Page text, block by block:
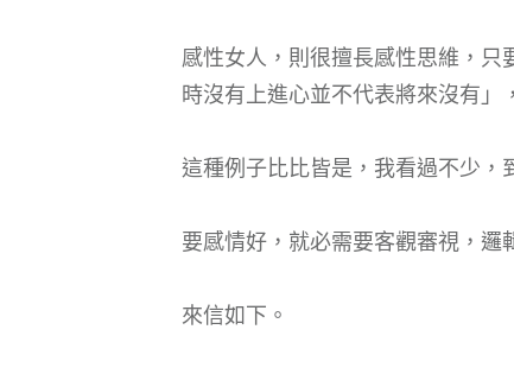
感性女人，則很擅長感性思維，
時沒有上進心並不代表將來沒有」
這種例子比比皆是，我看過不少，
要感情好，就必需要客觀審視，邏
來信如下。